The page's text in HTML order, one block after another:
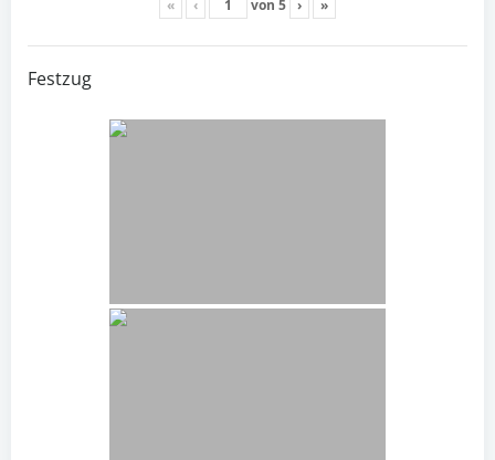
« ‹ von 5 › »
Festzug